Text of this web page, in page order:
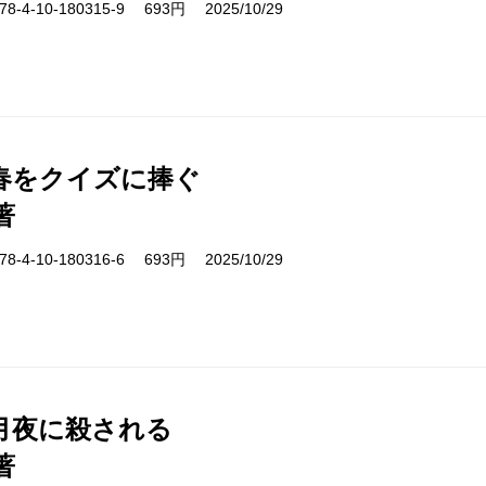
4-10-180315-9 693円 2025/10/29
をクイズに捧ぐ
4-10-180316-6 693円 2025/10/29
夜に殺される